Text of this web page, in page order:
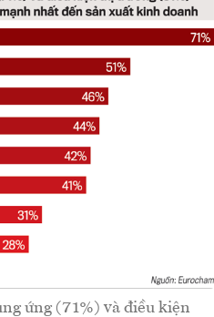
ứng (71%) và điều kiện